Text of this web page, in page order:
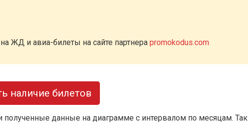
ЖД и авиа-билеты на сайте партнера promokodus.com
наличие билетов
данные на диаграмме с интервалом по месяцам.